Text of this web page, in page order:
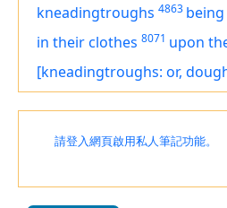
kneadingtroughs 4863
in their clothes 8071 upon
[kneadingtroughs: or,
請登入網頁啟用私人筆記功能。